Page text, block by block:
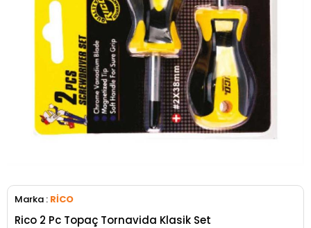
Marka : RİCO
Rico 2 Pc Topaç Tornavida Klasik Set